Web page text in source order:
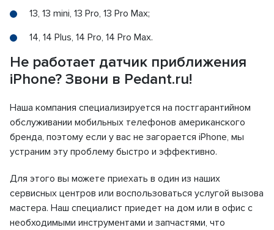
13, 13 mini, 13 Pro, 13 Pro Max;
14, 14 Plus, 14 Pro, 14 Pro Max.
Не работает датчик приближения
iPhone? Звони в Pedant.ru!
Наша компания специализируется на постгарантийном
обслуживании мобильных телефонов американского
бренда, поэтому если у вас не загорается iPhone, мы
устраним эту проблему быстро и эффективно.
Для этого вы можете приехать в один из наших
сервисных центров или воспользоваться услугой вызова
мастера. Наш специалист приедет на дом или в офис с
необходимыми инструментами и запчастями, что